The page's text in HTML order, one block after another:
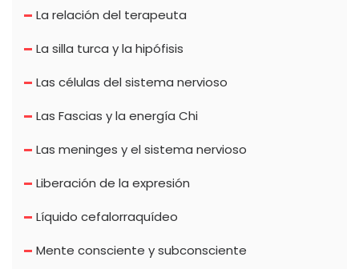
La relación del terapeuta
La silla turca y la hipófisis
Las células del sistema nervioso
Las Fascias y la energía Chi
Las meninges y el sistema nervioso
Liberación de la expresión
Líquido cefalorraquídeo
Mente consciente y subconsciente